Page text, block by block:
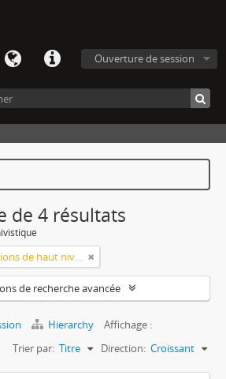
Ouverture de session
de 4 résultats
Seulement les descriptions de haut niveau
de recherche avancée
Hierarchy
Affichage :
Trier par: Titre Direction: Croissant